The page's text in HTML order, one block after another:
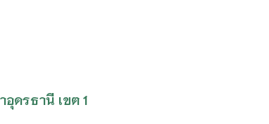
ดรธานี เขต 1